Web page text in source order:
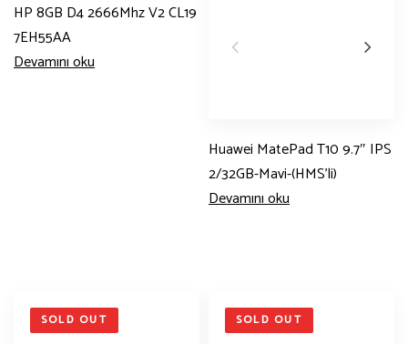
HP 8GB D4 2666Mhz V2 CL19
7EH55AA
Devamını oku
Huawei MatePad T10 9.7″ IPS
2/32GB-Mavi-(HMS’li)
Devamını oku
SOLD OUT SOLD OUT